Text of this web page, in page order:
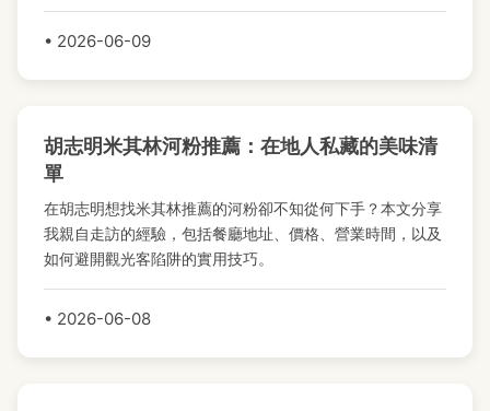
• 2026-06-09
胡志明米其林河粉推薦：在地人私藏的美味清
單
在胡志明想找米其林推薦的河粉卻不知從何下手？本文分享
我親自走訪的經驗，包括餐廳地址、價格、營業時間，以及
如何避開觀光客陷阱的實用技巧。
• 2026-06-08